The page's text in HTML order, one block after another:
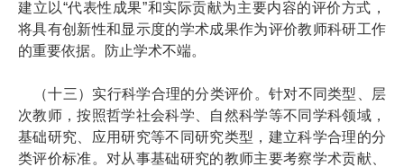
建立以“代表性成果”和实际贡献为主要内容的评价方式，
将具有创新性和显示度的学术成果作为评价教师科研工作
的重要依据。防止学术不端。
（十三）实行科学合理的分类评价。针对不同类型、层
次教师，按照哲学社会科学、自然科学等不同学科领域，
基础研究、应用研究等不同研究类型，建立科学合理的分
类评价标准。对从事基础研究的教师主要考察学术贡献、